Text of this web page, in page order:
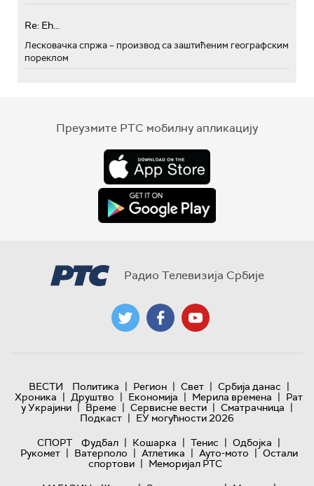
Re: Eh...
Лесковачка спржа – производ са заштићеним географским
пореклом
Преузмите РТС мобилну апликацију
Радио Телевизија Србије
ВЕСТИ Политика | Регион | Свет | Србија данас |
Хроника | Друштво | Економија | Мерила времена | Рат
у Украјини | Време | Сервисне вести | Сматрачница |
Подкаст | ЕУ могућности 2026
СПОРТ
Фудбал | Кошарка | Тенис | Одбојка |
Рукомет | Ватерполо | Атлетика | Ауто-мото | Остали
спортови | Меморијал РТС